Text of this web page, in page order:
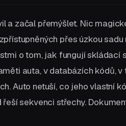
a začal přemýšlet. Nic
přes úzkou
o tom, jak fungují skládací
auta, v databázích kódů,
Auto netuší, co jeho vlastní
řeší sekvenci střechy.